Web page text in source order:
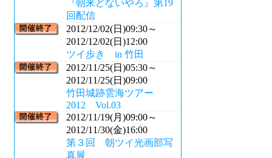
『朝来どないやろ』第19
回配信
2012/12/02(日)09:30～
2012/12/02(日)12:00
ツイ歩き in 竹田
2012/11/25(日)05:30～
2012/11/25(日)09:00
竹田城跡雲海ツアー
2012 Vol.03
2012/11/19(月)09:00～
2012/11/30(金)16:00
第３回 朝ツイ光画部写
真展